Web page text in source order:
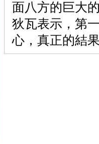
面八方的巨大
狄瓦表示，第
心，真正的結